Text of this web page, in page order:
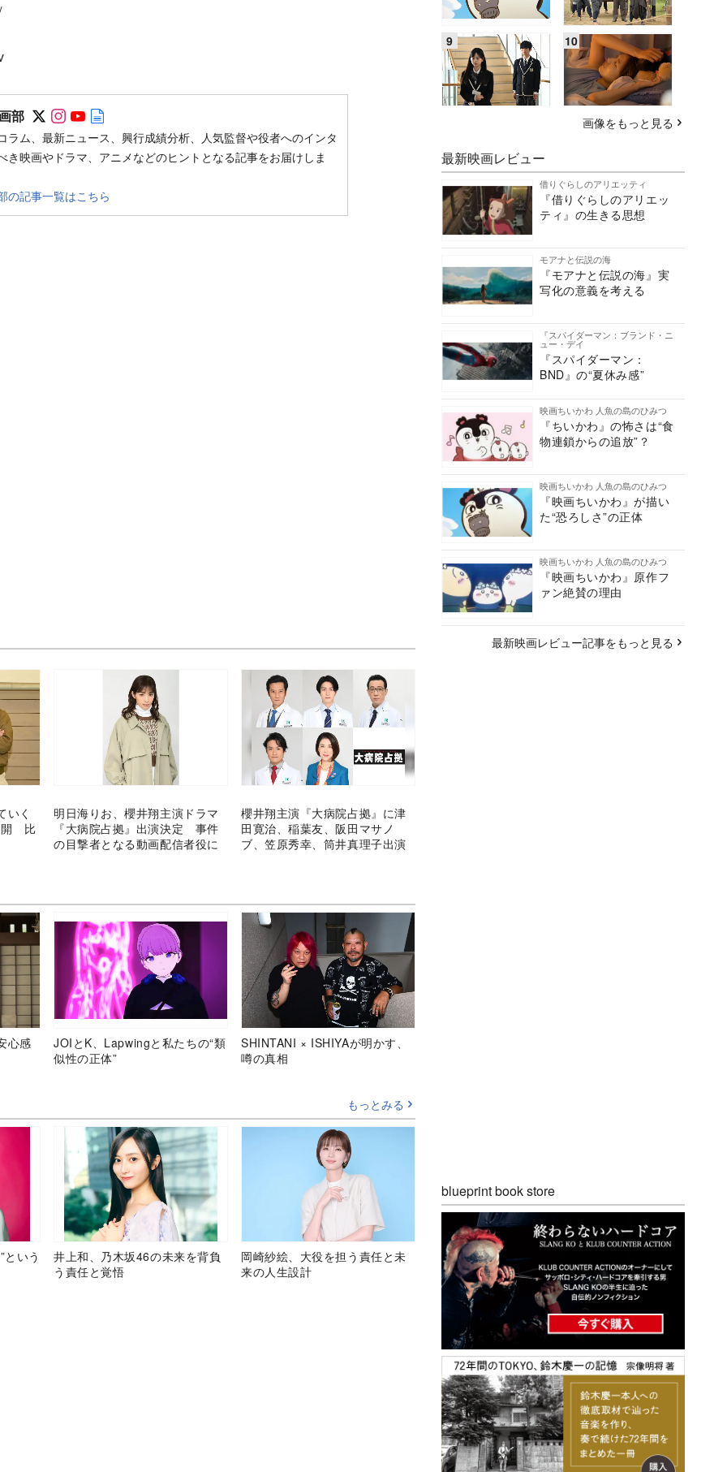
部 Follow on SNS
Follow on SNS
Follow on SNS
ラム、最新ニュース、興行成績分析、人気監督や役者へのインタ
き映画やドラマ、アニメなどのヒントとなる記事をお届けしま
の記事一覧はこちら
いく
開 比
明日海りお、櫻井翔主演ドラマ
『大病院占拠』出演決定 事件
の目撃者となる動画配信者役に
櫻井翔主演『大病院占拠』に津
田寛治、稲葉友、阪田マサノ
ブ、笠原秀幸、筒井真理子出演
心感
JOIとK、Lapwingと私たちの“類
似性の正体”
SHINTANI × ISHIYAが明かす、
噂の真相
もっとみる
という
井上和、乃木坂46の未来を背負
う責任と覚悟
岡崎紗絵、大役を担う責任と未
来の人生設計
画像をもっと見る
最新映画レビュー
借りぐらしのアリエッティ
『借りぐらしのアリエッ
ティ』の生きる思想
モアナと伝説の海
『モアナと伝説の海』実
写化の意義を考える
『スパイダーマン：ブランド・ニ
ュー・デイ
『スパイダーマン：
BND』の“夏休み感”
映画ちいかわ 人魚の島のひみつ
『ちいかわ』の怖さは“食
物連鎖からの追放”？
映画ちいかわ 人魚の島のひみつ
『映画ちいかわ』が描い
た“恐ろしさ”の正体
映画ちいかわ 人魚の島のひみつ
『映画ちいかわ』原作フ
ァン絶賛の理由
最新映画レビュー記事をもっと見る
blueprint book store